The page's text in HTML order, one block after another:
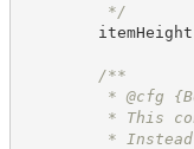
*/
itemHeight
/**
* @cfg
* This
* Instead it